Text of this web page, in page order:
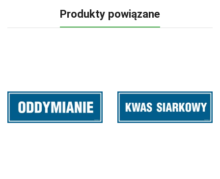
Produkty powiązane